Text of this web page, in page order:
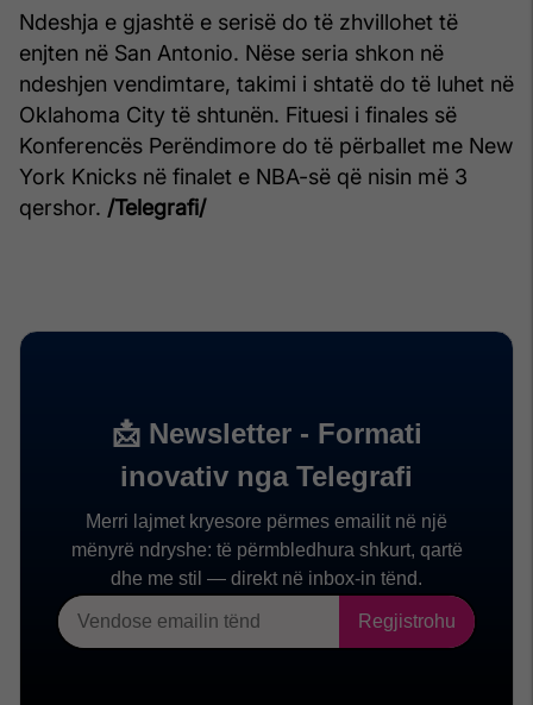
Ndeshja e gjashtë e serisë do të zhvillohet të
enjten në San Antonio. Nëse seria shkon në
ndeshjen vendimtare, takimi i shtatë do të luhet në
Oklahoma City të shtunën. Fituesi i finales së
Konferencës Perëndimore do të përballet me New
York Knicks në finalet e NBA-së që nisin më 3
qershor. /Telegrafi/